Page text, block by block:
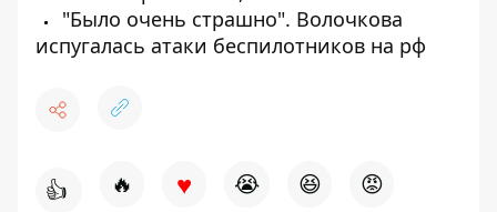
"Было очень страшно". Волочкова
испугалась атаки беспилотников на рф
👍 🔥 ♥ 😭 😆 😡